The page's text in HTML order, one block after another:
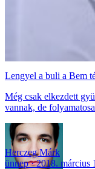
Lengyel a buli a Bem
Még csak elkezdett
vannak, de
Herczeg Márk
ünnep
2018. március